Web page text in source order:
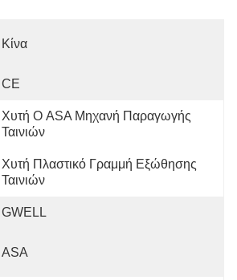
Κίνα
CE
Χυτή Ο ASA Μηχανή Παραγωγής
Ταινιών
Χυτή Πλαστικό Γραμμή Εξώθησης
Ταινιών
GWELL
ASA